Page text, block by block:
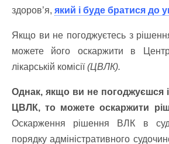
здоров’я, який і буде братися до
Якщо ви не погоджуєтесь з
можете його оскаржити в
лікарській комісії(ЦВЛК).
Однак, якщо ви не погоджуєшся
ЦВЛК, то можете оскаржити
Оскарження рішення ВЛК в
порядку адміністративного